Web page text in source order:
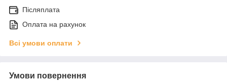
Післяплата
Оплата на рахунок
Всі умови оплати
Умови повернення